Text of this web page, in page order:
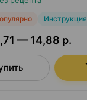
Инструкция
— 14,88 р.